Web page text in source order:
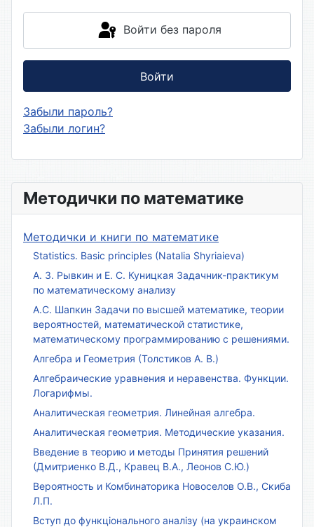
Методички по математике
Методички и книги по математике
Statistics. Basic principles (Natalia Shyriaieva)
А. З. Рывкин и Е. С. Куницкая Задачник-практикум
по математическому анализу
А.С. Шапкин Задачи по высшей математике, теории
вероятностей, математической статистике,
математическому программированию с решениями.
Алгебра и Геометрия (Толстиков А. В.)
Алгебраические уравнения и неравенства. Функции.
Логарифмы.
Аналитическая геометрия. Линейная алгебра.
Аналитическая геометрия. Методические указания.
Введение в теорию и методы Принятия решений
(Дмитриенко В.Д., Кравец В.А., Леонов С.Ю.)
Вероятность и Комбинаторика Новоселов О.В., Скиба
Л.П.
Вступ до функціонального аналізу (на украинском
Войти без пароля
Войти
Забыли пароль?
Забыли логин?